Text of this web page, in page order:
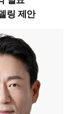
링 제안